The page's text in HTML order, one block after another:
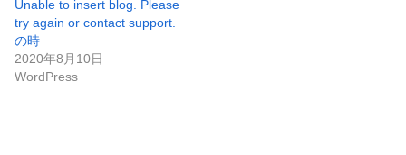
Unable to insert blog. Please
try again or contact support.
の時
2020年8月10日
WordPress